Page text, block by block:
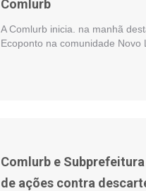
Comlurb
A Comlurb inicia. na manhã
Ecoponto na comunidade
Comlurb e
de ações contra